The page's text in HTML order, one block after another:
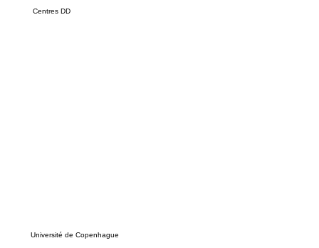
Centres DD
Université de Copenhague